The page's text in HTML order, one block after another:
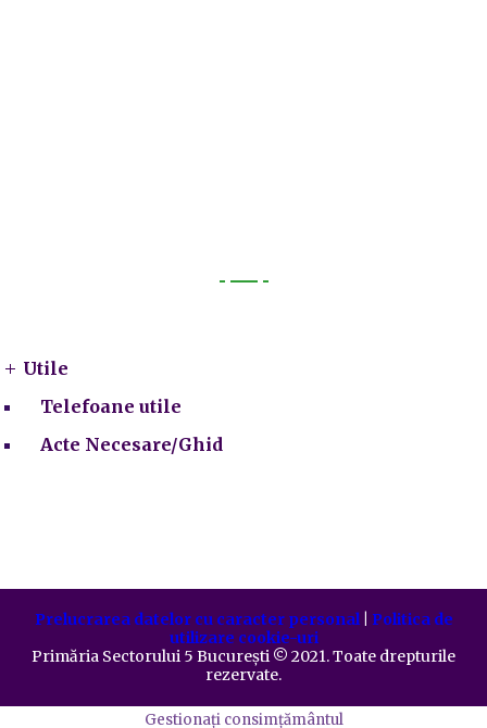
Utile
Telefoane utile
Acte Necesare/Ghid
Prelucrarea datelor cu caracter personal| Politica de
utilizare cookie-uri
Primăria Sectorului 5 București ©️ 2021. Toate drepturile
rezervate.
Gestionați consimțământul